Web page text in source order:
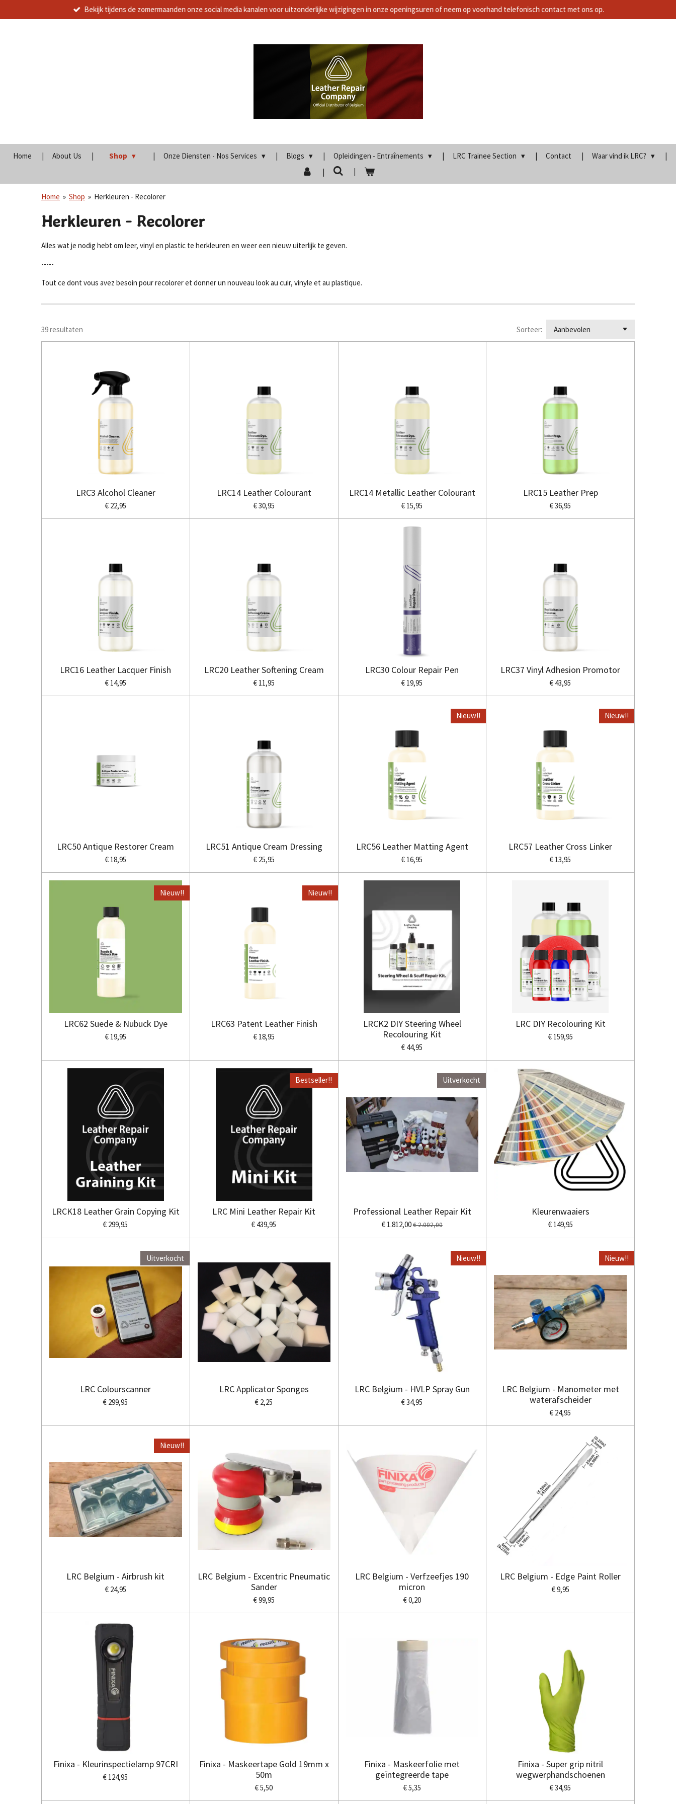
direct
Bekijk tijdens de zomermaanden onze social media kanalen voor uitzonderlijke wijzigingen in onze openingsuren of neem op voorhand telefonisch contact met ons op.
Home About Us Shop Onze Diensten - Nos Services Blogs Opleidingen - Entraînements LRC Trainee Section Contact Waar vind ik LRC?
Home » Shop » Herkleuren - Recolorer
Herkleuren - Recolorer
Alles wat je nodig hebt om leer, vinyl en plastic te herkleuren en weer een nieuw uiterlijk te geven.
-----
Tout ce dont vous avez besoin pour recolorer et donner un nouveau look au cuir, vinyle et au plastique.
39 resultaten Sorteer:
LRC3 Alcohol Cleaner
€ 22,95
LRC14 Leather Colourant
€ 30,95
LRC14 Metallic Leather Colourant
€ 15,95
LRC15 Leather Prep
€ 36,95
LRC16 Leather Lacquer Finish
€ 14,95
LRC20 Leather Softening Cream
€ 11,95
LRC30 Colour Repair Pen
€ 19,95
LRC37 Vinyl Adhesion Promotor
€ 43,95
LRC50 Antique Restorer Cream
€ 18,95
LRC51 Antique Cream Dressing
€ 25,95
Nieuw!!
LRC56 Leather Matting Agent
€ 16,95
Nieuw!!
LRC57 Leather Cross Linker
€ 13,95
Nieuw!!
LRC62 Suede & Nubuck Dye
€ 19,95
Nieuw!!
LRC63 Patent Leather Finish
€ 18,95
LRCK2 DIY Steering Wheel
Recolouring Kit
€ 44,95
LRC DIY Recolouring Kit
€ 159,95
LRCK18 Leather Grain Copying Kit
€ 299,95
Bestseller!!
LRC Mini Leather Repair Kit
€ 439,95
Uitverkocht
Professional Leather Repair Kit
€ 1.812,00€ 2.002,00
Kleurenwaaiers
€ 149,95
Uitverkocht
LRC Colourscanner
€ 299,95
LRC Applicator Sponges
€ 2,25
Nieuw!!
LRC Belgium - HVLP Spray Gun
€ 34,95
Nieuw!!
LRC Belgium - Manometer met
waterafscheider
€ 24,95
Nieuw!!
LRC Belgium - Airbrush kit
€ 24,95
LRC Belgium - Excentric Pneumatic
Sander
€ 99,95
LRC Belgium - Verfzeefjes 190
micron
€ 0,20
LRC Belgium - Edge Paint Roller
€ 9,95
Finixa - Kleurinspectielamp 97CRI
€ 124,95
Finixa - Maskeertape Gold 19mm x
50m
€ 5,50
Finixa - Maskeerfolie met
geïntegreerde tape
€ 5,35
Finixa - Super grip nitril
wegwerphandschoenen
€ 34,95